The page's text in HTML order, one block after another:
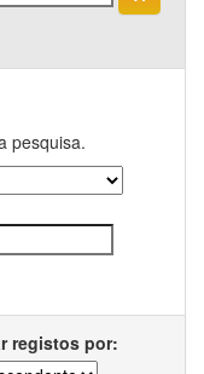
pesquisa.
registos por: